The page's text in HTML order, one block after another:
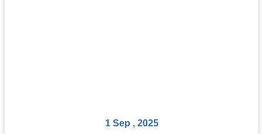
1 Sep , 2025